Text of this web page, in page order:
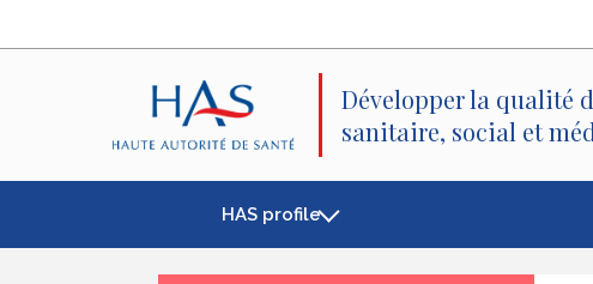
Développer la qualité
sanitaire, social et
HAS profile